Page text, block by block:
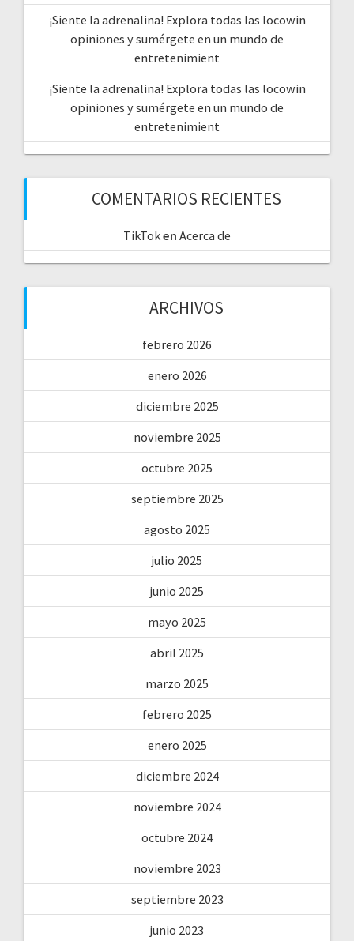
¡Siente la adrenalina! Explora todas las locowin
opiniones y sumérgete en un mundo de
entretenimient
¡Siente la adrenalina! Explora todas las locowin
opiniones y sumérgete en un mundo de
entretenimient
COMENTARIOS RECIENTES
TikToken Acerca de
ARCHIVOS
febrero 2026
enero 2026
diciembre 2025
noviembre 2025
octubre 2025
septiembre 2025
agosto 2025
julio 2025
junio 2025
mayo 2025
abril 2025
marzo 2025
febrero 2025
enero 2025
diciembre 2024
noviembre 2024
octubre 2024
noviembre 2023
septiembre 2023
junio 2023